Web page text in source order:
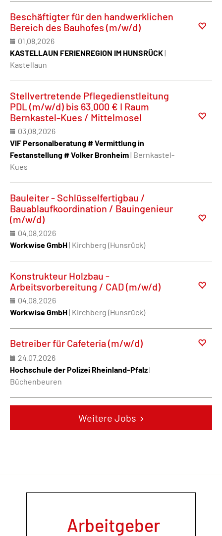
Beschäftigter für den handwerklichen
Bereich des Bauhofes (m/w/d)
01.08.2026
KASTELLAUN FERIENREGION IM HUNSRÜCK|
Kastellaun
Stellvertretende Pflegedienstleitung
PDL (m/w/d) bis 63.000 € I Raum
Bernkastel-Kues / Mittelmosel
03.08.2026
VIF Personalberatung # Vermittlung in
Festanstellung # Volker Bronheim| Bernkastel-
Kues
Bauleiter - Schlüsselfertigbau /
Bauablaufkoordination / Bauingenieur
(m/w/d)
04.08.2026
Workwise GmbH| Kirchberg (Hunsrück)
Konstrukteur Holzbau -
Arbeitsvorbereitung / CAD (m/w/d)
04.08.2026
Workwise GmbH| Kirchberg (Hunsrück)
Betreiber für Cafeteria (m/w/d)
24.07.2026
Hochschule der Polizei Rheinland-Pfalz|
Büchenbeuren
Weitere Jobs
Arbeitgeber